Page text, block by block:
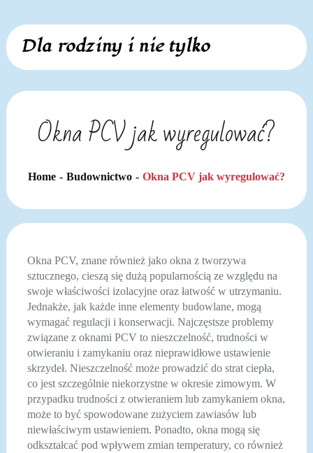
Skip
content
Dla rodziny i nie tylko
Okna PCV jak wyregulować?
Home Budownictwo Okna PCV jak wyregulować?
Okna PCV, znane również jako okna z tworzywa
sztucznego, cieszą się dużą popularnością ze względu na
swoje właściwości izolacyjne oraz łatwość w utrzymaniu.
Jednakże, jak każde inne elementy budowlane, mogą
wymagać regulacji i konserwacji. Najczęstsze problemy
związane z oknami PCV to nieszczelność, trudności w
otwieraniu i zamykaniu oraz nieprawidłowe ustawienie
skrzydeł. Nieszczelność może prowadzić do strat ciepła,
co jest szczególnie niekorzystne w okresie zimowym. W
przypadku trudności z otwieraniem lub zamykaniem okna,
może to być spowodowane zużyciem zawiasów lub
niewłaściwym ustawieniem. Ponadto, okna mogą się
odkształcać pod wpływem zmian temperatury, co również